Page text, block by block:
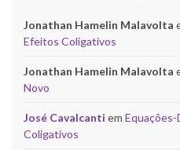
Jonathan Hamelin Malavolta
Efeitos Coligativos
Jonathan Hamelin Malavolta
Novo
José Cavalcanti em
Coligativos